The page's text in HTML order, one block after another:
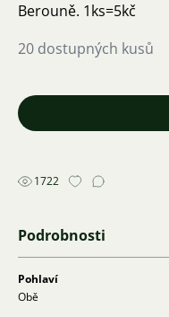
Berouně. 1ks=5kč
20 dostupných kusů
1722
Podrobnosti
Pohlaví
Obě